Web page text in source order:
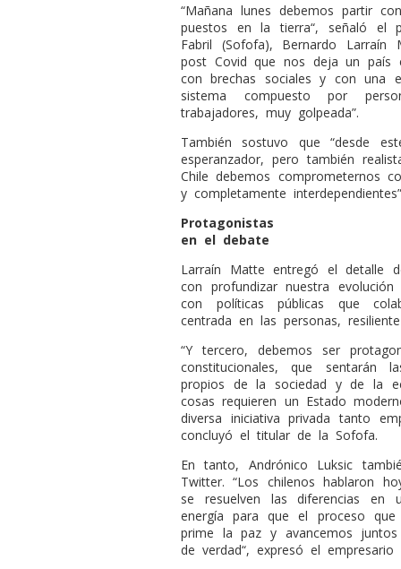
“Mañana lunes debemos partir
puestos en la tierra“, señaló el
Fabril (Sofofa), Bernardo Larraín
post Covid que nos deja un país
con brechas sociales y con una
sistema compuesto por
trabajadores, muy golpeada”.
También sostuvo que “desde
esperanzador, pero también
Chile debemos comprometernos
y completamente
Protagonistas
en el debate
Larraín Matte entregó el detalle
con profundizar nuestra
con políticas públicas que
centrada en las personas,
“Y tercero, debemos ser
constitucionales, que sentarán
propios de la sociedad y de la
cosas requieren un Estado
diversa iniciativa privada tanto
concluyó el titular de la Sofofa.
En tanto, Andrónico Luksic
Twitter. “Los chilenos hablaron
se resuelven las diferencias en
energía para que el proceso
prime la paz y avancemos
de verdad“, expresó el